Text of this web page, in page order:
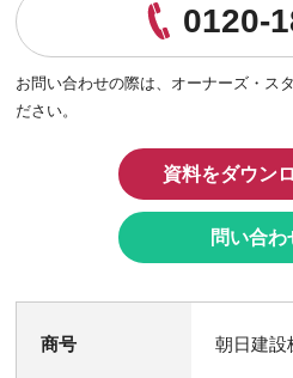
0120-
お問い合わせの際は、 オーナーズ・ス
ださい。
資料をダウン
問い合わ
商号 朝日建設